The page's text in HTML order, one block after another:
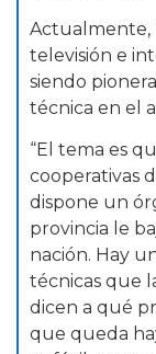
Actualmente,
televisión e
siendo
técnica en el
“El tema es
cooperativas
dispone un
provincia le
nación. Hay
técnicas que
dicen a qué
que queda